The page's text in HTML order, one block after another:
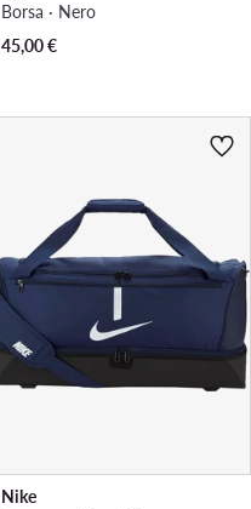
Borsa · Nero
45,00€
Nike